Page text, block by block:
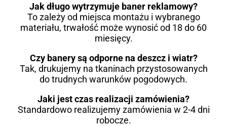
Jak długo wytrzymuje baner reklamowy?
To zależy od miejsca montażu i wybranego
materiału, trwałość może wynosić od 18 do 60
miesięcy.
Czy banery są odporne na deszcz i wiatr?
Tak, drukujemy na tkaninach przystosowanych
do trudnych warunków pogodowych.
Jaki jest czas realizacji zamówienia?
Standardowo realizujemy zamówienia w 2-4 dni
robocze.